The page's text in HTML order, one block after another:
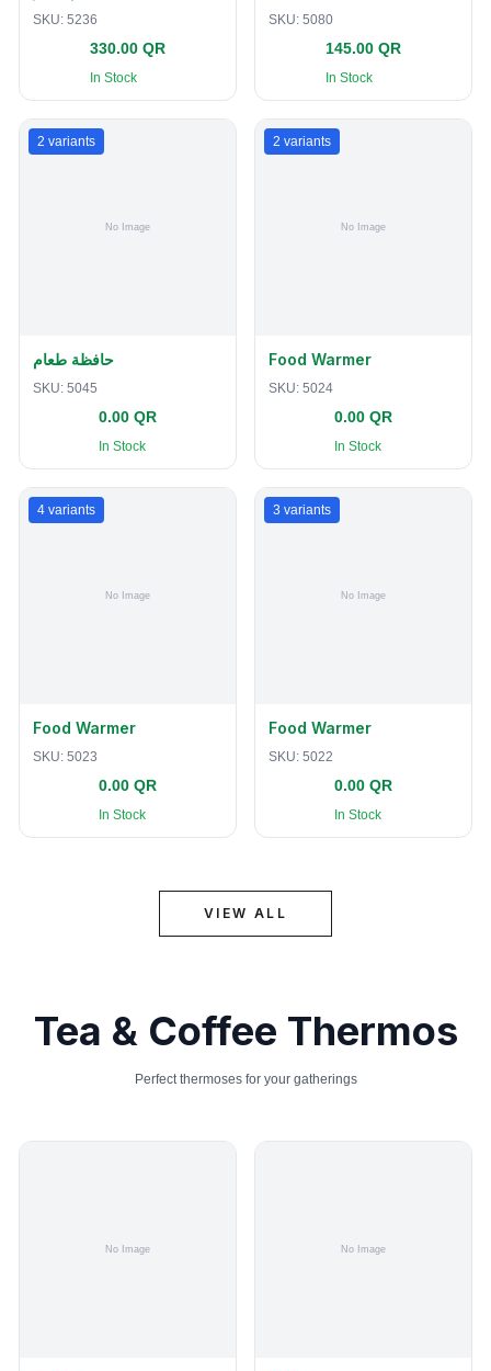
SKU: 5236
330.00 QR
In Stock
SKU: 5080
145.00 QR
In Stock
2 variants
حافظة طعام
SKU: 5045
0.00 QR
In Stock
2 variants
Food Warmer
SKU: 5024
0.00 QR
In Stock
4 variants
Food Warmer
SKU: 5023
0.00 QR
In Stock
3 variants
Food Warmer
SKU: 5022
0.00 QR
In Stock
VIEW ALL
Tea & Coffee Thermos
Perfect thermoses for your gatherings